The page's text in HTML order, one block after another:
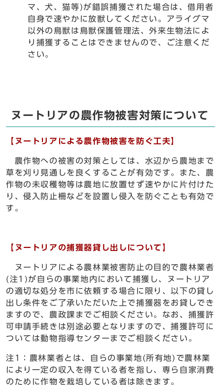
マ、犬、猫等)が錯誤捕獲された場合は、借用者
自身で速やかに放獣してください。アライグマ
以外の鳥獣は鳥獣保護管理法、外来生物法によ
り捕獲することはできませんので、ご注意くだ
さい。
ヌートリアの農作物被害対策について
【ヌートリアによる農作物被害を防ぐ工夫】
農作物への被害の対策としては、水辺から農地まで
草を刈り見通しを良くすることが有効です。また、農
作物の未収穫物等は農地に放置せず速やかに片付けた
り、侵入防止柵などを設置し侵入を防ぐことも有効で
す。
【ヌートリアの捕獲器貸し出しについて】
ヌートリアによる農林業被害防止の目的で農林業者
(注1)が自らの事業地内において捕獲し、ヌートリア
の適切な処分を市に依頼する場合に限り、以下の貸し
出し条件をご了承いただいた上で捕獲器をお貸しでき
ますので、農政課までご相談ください。なお、捕獲許
可申請手続きは別途必要となりますので、捕獲許可に
ついては動物指導センターまでご相談ください。
注1：農林業者とは、自らの事業地(所有地)で農林業
により一定の収入を得ている者を指し、専ら自家消費
のために作物を栽培している者は除きます。